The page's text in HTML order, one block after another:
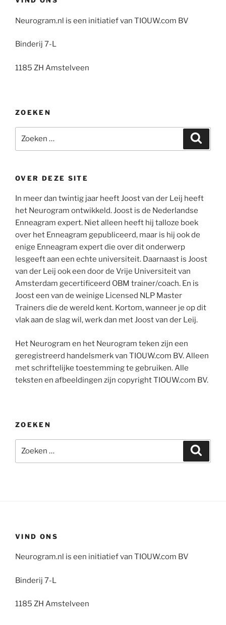
Neurogram.nl is een initiatief van TIOUW.com BV
Binderij 7-L
1185 ZH Amstelveen
ZOEKEN
naar:
OVER DEZE SITE
In meer dan twintig jaar heeft Joost van der Leij heeft
het Neurogram ontwikkeld. Joost is de Nederlandse
Enneagram expert. Niet alleen heeft hij talloze boek
over het Enneagram gepubliceerd, maar is hij ook de
enige Enneagram expert die over dit onderwerp
lesgeeft aan een echte universiteit. Daarnaast is Joost
van der Leij ook een door de Vrije Universiteit van
Amsterdam gecertificeerd OBM trainer/coach. En is
Joost een van de weinige Licensed NLP Master
Trainers die de wereld kent. Kortom, wanneer je op dit
vlak aan de slag wil, werk dan met Joost van der Leij.
Het Neurogram en het Neurogram teken zijn een
geregistreerd handelsmerk van TIOUW.com BV. Alleen
met schriftelijke toestemming te gebruiken. Alle
teksten en afbeeldingen zijn copyright TIOUW.com BV.
ZOEKEN
naar:
VIND ONS
Neurogram.nl is een initiatief van TIOUW.com BV
Binderij 7-L
1185 ZH Amstelveen